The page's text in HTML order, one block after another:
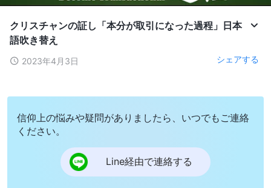
クリスチャンの証し「本分が取引になった過程」日本
語吹き替え
2023年4月3日 シェアする
信仰上の悩みや疑問がありましたら、いつでもご連絡
ください。
Line経由で連絡する